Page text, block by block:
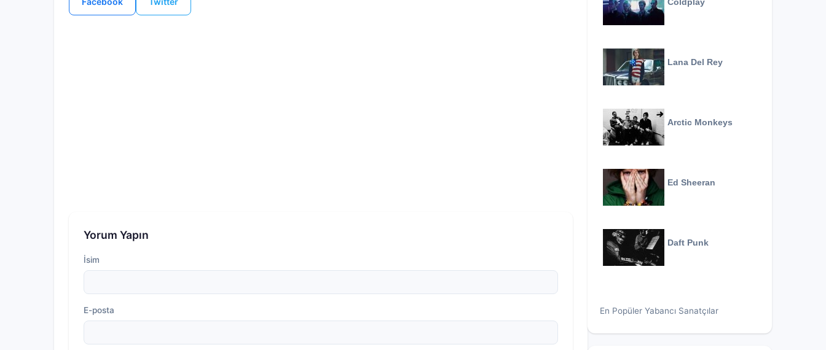
Yorum Yapın
İsim
E-posta
Coldplay
Lana Del Rey
Arctic Monkeys
Ed Sheeran
Daft Punk
En Popüler Yabancı Sanatçılar